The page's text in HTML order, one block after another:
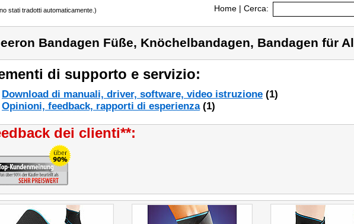
stati tradotti automaticamente.) Home | Cerca:
Bandagen Füße, Knöchelbandagen, Bandagen für
di supporto e servizio:
Download di manuali, driver, software, video istruzione (1)
Opinioni, feedback, rapporti di esperienza(1)
dei clienti**: